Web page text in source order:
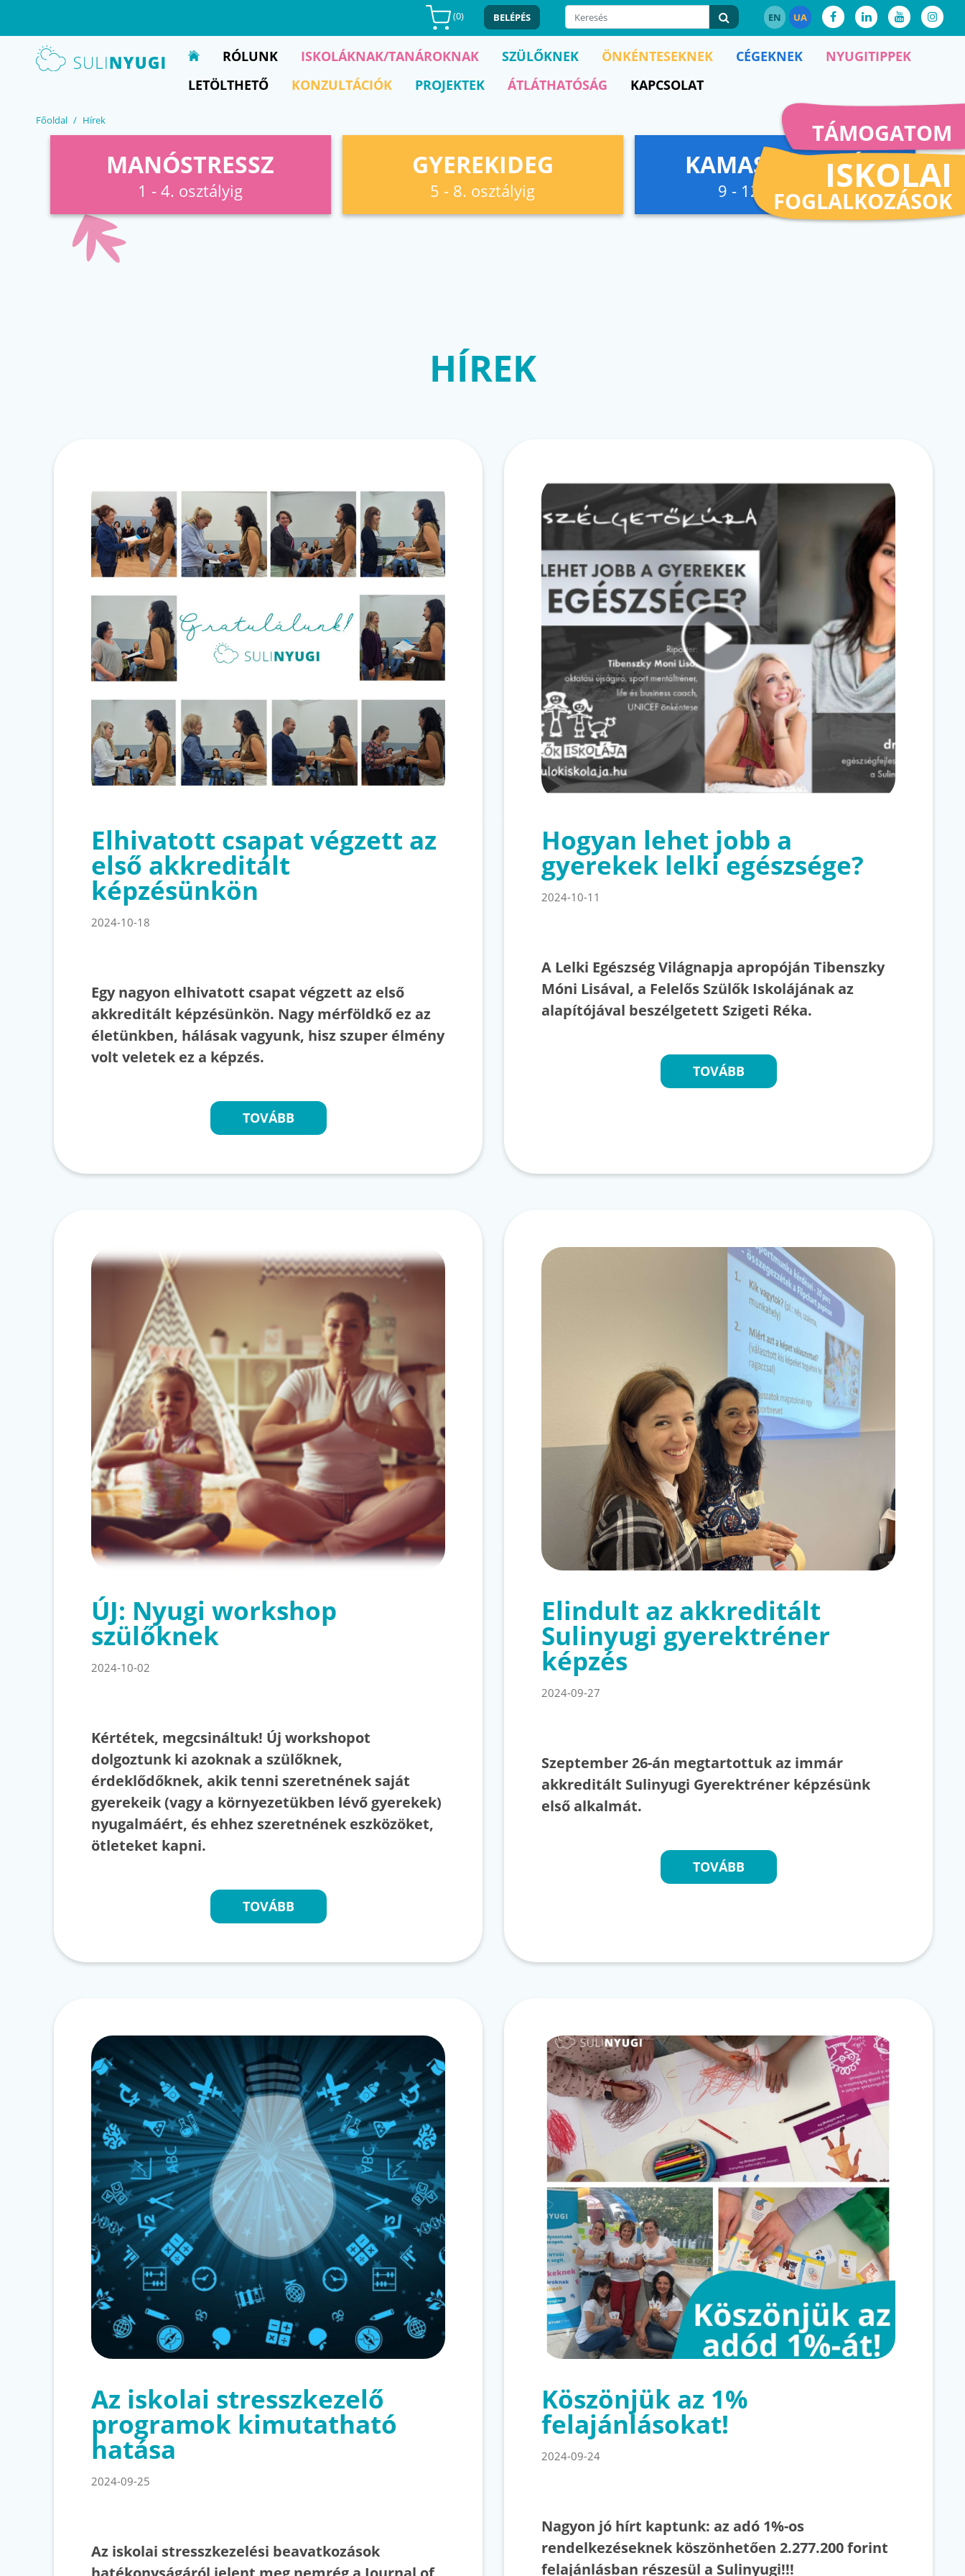
(0) BELÉPÉS EN UA
TÁMOGATOM
ISKOLAI
FOGLALKOZÁSOK
RÓLUNK ISKOLÁKNAK/TANÁROKNAK SZÜLŐKNEK ÖNKÉNTESEKNEK CÉGEKNEK
NYUGITIPPEK
LETÖLTHETŐ
KONZULTÁCIÓK PROJEKTEK ÁTLÁTHATÓSÁG KAPCSOLAT
Főoldal Hírek
MANÓSTRESSZ
1 - 4. osztályig
GYEREKIDEG
5 - 8. osztályig
KAMASZFESZKÓ
9 - 12. osztályig
HÍREK
Elhivatott csapat végzett az
első akkreditált
képzésünkön
2024-10-18
Egy nagyon elhivatott csapat végzett az első
akkreditált képzésünkön. Nagy mérföldkő ez az
életünkben, hálásak vagyunk, hisz szuper élmény
volt veletek ez a képzés.
TOVÁBB
Hogyan lehet jobb a
gyerekek lelki egészsége?
2024-10-11
A Lelki Egészség Világnapja apropóján Tibenszky
Móni Lisával, a Felelős Szülők Iskolájának az
alapítójával beszélgetett Szigeti Réka.
TOVÁBB
ÚJ: Nyugi workshop
szülőknek
2024-10-02
Kértétek, megcsináltuk! Új workshopot
dolgoztunk ki azoknak a szülőknek,
érdeklődőknek, akik tenni szeretnének saját
gyerekeik (vagy a környezetükben lévő gyerekek)
nyugalmáért, és ehhez szeretnének eszközöket,
ötleteket kapni.
TOVÁBB
Elindult az akkreditált
Sulinyugi gyerektréner
képzés
2024-09-27
Szeptember 26-án megtartottuk az immár
akkreditált Sulinyugi Gyerektréner képzésünk
első alkalmát.
TOVÁBB
Az iskolai stresszkezelő
programok kimutatható
hatása
2024-09-25
Az iskolai stresszkezelési beavatkozások
Köszönjük az 1%
felajánlásokat!
2024-09-24
Nagyon jó hírt kaptunk: az adó 1%-os
rendelkezéseknek köszönhetően 2.277.200 forint
felajánlásban részesül a Sulinyugi!!!